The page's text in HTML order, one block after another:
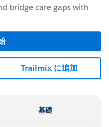
bridge care gaps with
Trailmix に追加
基礎